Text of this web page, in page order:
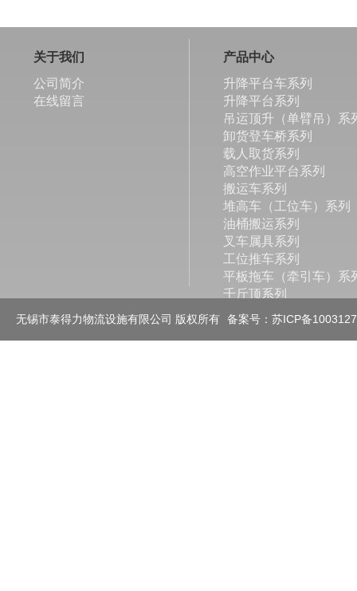
关于我们
公司简介
在线留言
产品中心
升降平台车系列
升降平台系列
吊运顶升（单臂吊）系
卸货登车桥系列
载人取货系列
高空作业平台系列
搬运车系列
堆高车（工位车）系列
油桶搬运系列
叉车属具系列
工位推车系列
平板拖车（牵引车）系
千斤顶系列
滑动轮（拖辊）及其它
工业称重系列
无锡市泰得力物流设施有限公司 版权所有 备案号：苏ICP备